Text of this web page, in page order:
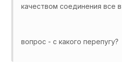
качеством соединения все
вопрос - с какого перепугу?